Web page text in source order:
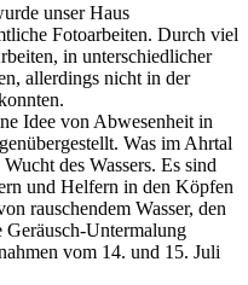
unser Haus
Fotoarbeiten. Durch viel
in unterschiedlicher
allerdings nicht in der
Idee von Abwesenheit in
Was im Ahrtal
des Wassers. Es sind
und Helfern in den Köpfen
rauschendem Wasser, den
Untermalung
vom 14. und 15. Juli